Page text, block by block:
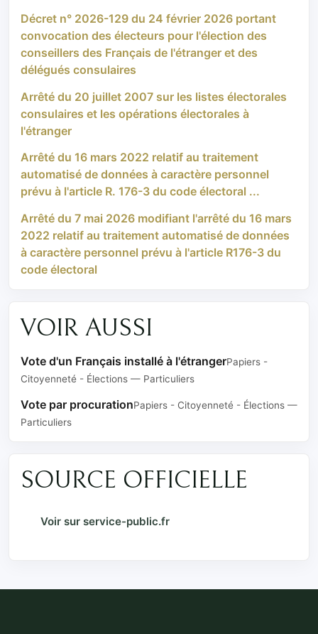
Décret n° 2026-129 du 24 février 2026 portant
convocation des électeurs pour l'élection des
conseillers des Français de l'étranger et des
délégués consulaires
Arrêté du 20 juillet 2007 sur les listes électorales
consulaires et les opérations électorales à
l'étranger
Arrêté du 16 mars 2022 relatif au traitement
automatisé de données à caractère personnel
prévu à l'article R. 176-3 du code électoral ...
Arrêté du 7 mai 2026 modifiant l'arrêté du 16 mars
2022 relatif au traitement automatisé de données
à caractère personnel prévu à l'article R176-3 du
code électoral
VOIR AUSSI
Vote d'un Français installé à l'étrangerPapiers -
Citoyenneté - Élections — Particuliers
Vote par procurationPapiers - Citoyenneté - Élections —
Particuliers
SOURCE OFFICIELLE
Voir sur service-public.fr